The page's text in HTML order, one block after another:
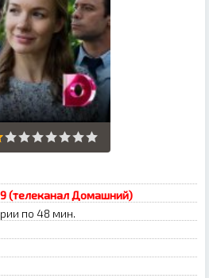
(телеканал Домашний)
по 48 мин.